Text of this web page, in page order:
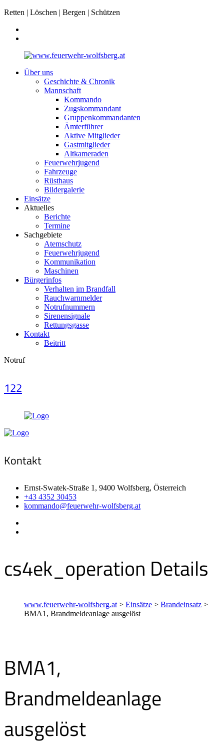
Retten | Löschen | Bergen | Schützen
Über uns
Geschichte & Chronik
Mannschaft
Kommando
Zugskommandant
Gruppenkommandanten
Ämterführer
Aktive Mitglieder
Gastmitglieder
Altkameraden
Feuerwehrjugend
Fahrzeuge
Rüsthaus
Bildergalerie
Einsätze
Aktuelles
Berichte
Termine
Sachgebiete
Atemschutz
Feuerwehrjugend
Kommunikation
Maschinen
Bürgerinfos
Verhalten im Brandfall
Rauchwarnmelder
Notrufnummern
Sirenensignale
Rettungsgasse
Kontakt
Beitritt
Notruf
122
Kontakt
Ernst-Swatek-Straße 1, 9400 Wolfsberg, Österreich
+43 4352 30453
kommando@feuerwehr-wolfsberg.at
cs4ek_operation Details
www.feuerwehr-wolfsberg.at > Einsätze > Brandeinsatz >
BMA1, Brandmeldeanlage ausgelöst
BMA1,
Brandmeldeanlage
ausgelöst